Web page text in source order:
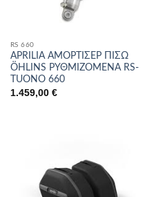
RS 660
APRILIA ΑΜΟΡΤΙΣΕΡ ΠΙΣΩ
ÖHLINS ΡΥΘΜΙΖΟΜΕΝΑ RS-
TUONO 660
1.459,00 €